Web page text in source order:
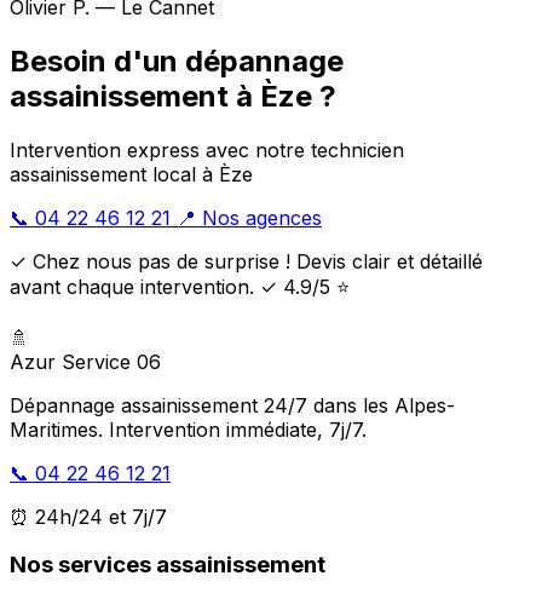
Olivier P. — Le Cannet
Besoin d'un dépannage
assainissement à Èze ?
Intervention express avec notre technicien
assainissement local à Èze
📞 04 22 46 12 21 📍 Nos agences
✓ Chez nous pas de surprise ! Devis clair et détaillé
avant chaque intervention. ✓ 4.9/5 ⭐
🚿
Azur Service 06
Dépannage assainissement 24/7 dans les Alpes-
Maritimes. Intervention immédiate, 7j/7.
📞 04 22 46 12 21
⏰ 24h/24 et 7j/7
Nos services assainissement